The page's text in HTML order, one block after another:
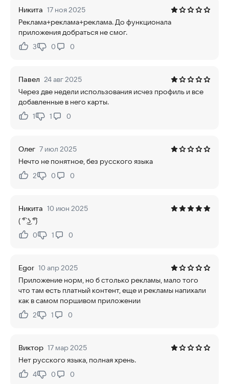
Никита 17 ноя 2025
Реклама+реклама+реклама. До функционала
приложения добраться не смог.
Нравится:
3Не нравится:
0 0
Павел 24 авг 2025
Через две недели использования исчез профиль и все
добавленные в него карты.
Нравится:
1Не нравится:
1 0
Олег 7 июл 2025
Нечто не понятное, без русского языка
Нравится:
2Не нравится:
0 0
Никита 10 июн 2025
( ͡° ͜ʖ ͡°)
Нравится:
0Не нравится:
1 0
Egor 10 апр 2025
Приложение норм, но б столько рекламы, мало того
что там есть платный контент, еще и рекламы напихали
как в самом поршивом приложении
Нравится:
2Не нравится:
1 0
Виктор 17 мар 2025
Нет русского языка, полная хрень.
Нравится:
4Не нравится:
0 0